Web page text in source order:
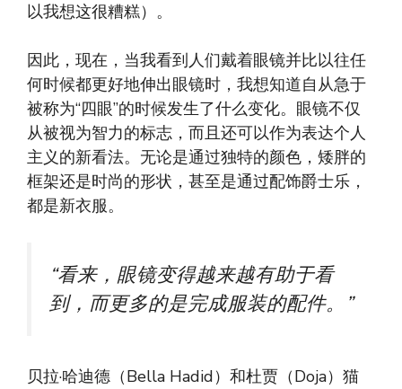
以我想这很糟糕）。
因此，现在，当我看到人们戴着眼镜并比以往任
何时候都更好地伸出眼镜时，我想知道自从急于
被称为“四眼”的时候发生了什么变化。眼镜不仅
从被视为智力的标志，而且还可以作为表达个人
主义的新看法。无论是通过独特的颜色，矮胖的
框架还是时尚的形状，甚至是通过配饰爵士乐，
都是新衣服。
“看来，眼镜变得越来越有助于看
到，而更多的是完成服装的配件。”
贝拉·哈迪德（Bella Hadid）和杜贾（Doja）猫